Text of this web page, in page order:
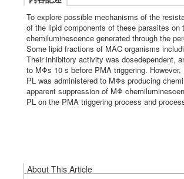
To explore possible mechanisms of the
of the lipid components of these parasites
chemiluminescence generated through the
Some lipid fractions of MAC organisms
Their inhibitory activity was dosedependent,
to MΦs 10 s before PMA triggering.
PL was administered to MΦs producing
apparent suppression of MΦ
PL on the PMA triggering process and
About This Article